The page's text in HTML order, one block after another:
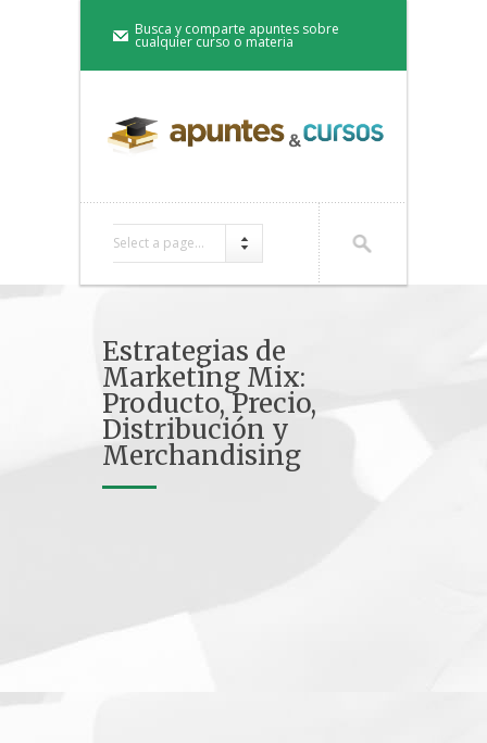
Busca y comparte apuntes sobre
cualquier curso o materia
Select a page...
Estrategias de
Marketing Mix:
Producto, Precio,
Distribución y
Merchandising